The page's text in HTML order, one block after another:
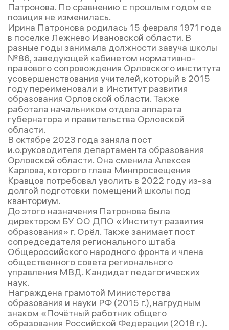
Патронова. По сравнению с прошлым годом ее
позиция не изменилась.
Ирина Патронова родилась 15 февраля 1971 года
в поселке Лежнево Ивановской области. В
разные годы занимала должности завуча школы
№86, заведующей кабинетом нормативно-
правового сопровождения Орловского института
усовершенствования учителей, который в 2015
году переименовали в Институт развития
образования Орловской области. Также
работала начальником отдела аппарата
губернатора и правительства Орловской
области.
В октябре 2023 года заняла пост
и.о.руководителя департамента образования
Орловской области. Она сменила Алексея
Карлова, которого глава Минпросвещения
Кравцов потребовал уволить в 2022 году из-за
долгой подготовки помещений школы под
кванториум.
До этого назначения Патронова была
директором БУ ОО ДПО «Институт развития
образования» г. Орёл. Также занимает пост
сопредседателя регионального штаба
Общероссийского народного фронта и члена
общественного совета регионального
управления МВД. Кандидат педагогических
наук.
Награждена грамотой Министерства
образования и науки РФ (2015 г.), нагрудным
знаком «Почётный работник общего
образования Российской Федерации (2018 г.).